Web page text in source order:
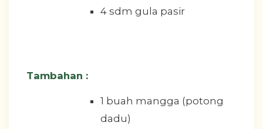
4 sdm gula pasir
Tambahan :
1 buah mangga (potong
dadu)